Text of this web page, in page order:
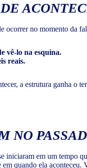
ocorrer no momento da
vê-lo na esquina.
reais.
a estrutura ganha o
NO
iniciaram em um tempo
quando ela aconteceu.